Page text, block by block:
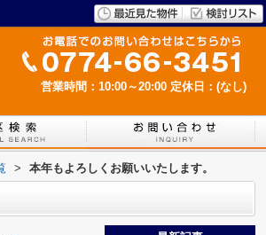
営業時間：10:00～20:00 定休日：(なし)
> 本年もよろしくお願いいたします。